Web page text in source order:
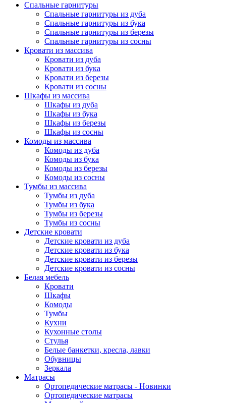
Спальные гарнитуры
Спальные гарнитуры из дуба
Спальные гарнитуры из бука
Спальные гарнитуры из березы
Спальные гарнитуры из сосны
Кровати из массива
Кровати из дуба
Кровати из бука
Кровати из березы
Кровати из сосны
Шкафы из массива
Шкафы из дуба
Шкафы из бука
Шкафы из березы
Шкафы из сосны
Комоды из массива
Комоды из дуба
Комоды из бука
Комоды из березы
Комоды из сосны
Тумбы из массива
Тумбы из дуба
Тумбы из бука
Тумбы из березы
Тумбы из сосны
Детские кровати
Детские кровати из дуба
Детские кровати из бука
Детские кровати из березы
Детские кровати из сосны
Белая мебель
Кровати
Шкафы
Комоды
Тумбы
Кухни
Кухонные столы
Стулья
Белые банкетки, кресла, лавки
Обувницы
Зеркала
Матрасы
Ортопедические матрасы - Новинки
Ортопедические матрасы